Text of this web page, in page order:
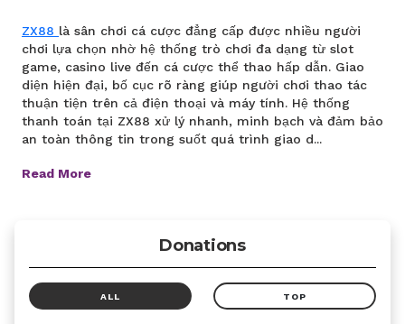
ZX88 là sân chơi cá cược đẳng cấp được nhiều người
chơi lựa chọn nhờ hệ thống trò chơi đa dạng từ slot
game, casino live đến cá cược thể thao hấp dẫn. Giao
diện hiện đại, bố cục rõ ràng giúp người chơi thao tác
thuận tiện trên cả điện thoại và máy tính. Hệ thống
thanh toán tại ZX88 xử lý nhanh, minh bạch và đảm bảo
an toàn thông tin trong suốt quá trình giao d...
Read More
Donations
ALL TOP